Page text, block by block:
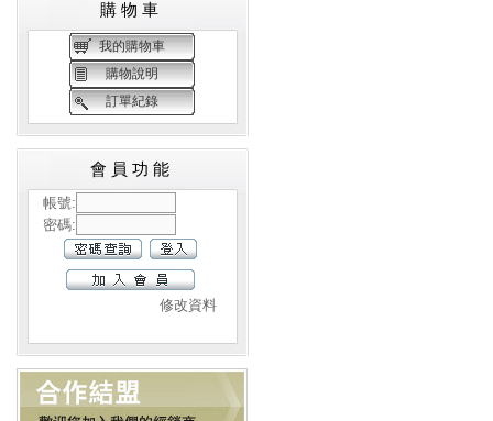
購物車
我的購物車
購物說明
訂單紀錄
會員功能
帳號:
密碼:
修改資料